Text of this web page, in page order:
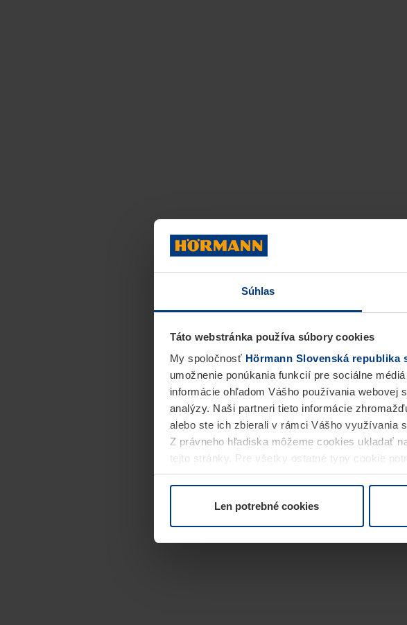
Súhlas
Táto webstránka používa súbory cookies
My spoločnosť Hörmann Slovenská republika
umožnenie ponúkania funkcií pre sociálne
informácie ohľadom Vášho používania webovej
analýzy. Naši partneri tieto informácie
alebo ste ich zbierali v rámci Vášho využívania
Z právneho hľadiska môžeme cookies ukladať
tejto stránky. Pre všetky ostatné typy cookie
alebo odvolať vo vysvetlení cookie na stránke
Len potrebné cookies